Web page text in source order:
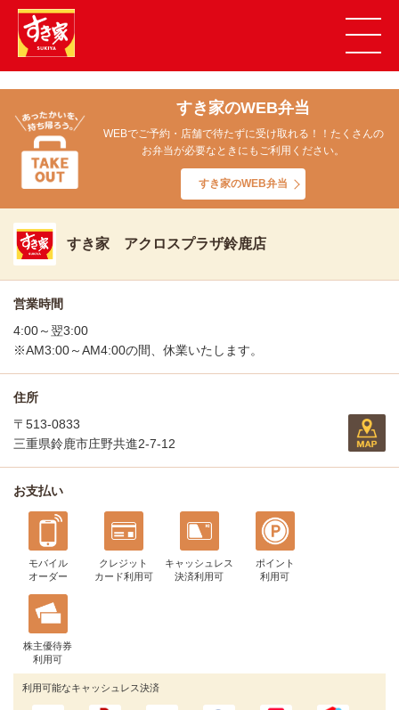
すき家のWEB弁当
WEBでご予約・店舗で待たずに受け取れる！！たくさんの
お弁当が必要なときにもご利用ください。
すき家のWEB弁当
すき家 アクロスプラザ鈴鹿店
営業時間
4:00～翌3:00
※AM3:00～AM4:00の間、休業いたします。
住所
〒513-0833
三重県鈴鹿市庄野共進2-7-12
お支払い
モバイル
オーダー
クレジット
カード利用可
キャッシュレス
決済利用可
ポイント
利用可
株主優待券
利用可
利用可能なキャッシュレス決済